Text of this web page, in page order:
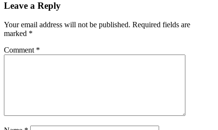
Leave a Reply
Your email address will not be published. Required fields are
marked *
Comment *